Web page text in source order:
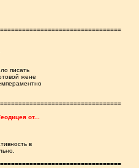
писать
жене
от...
в